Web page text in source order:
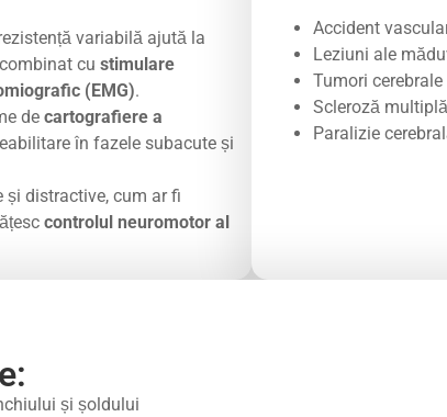
variabilă ajută la
cu stimulare
(EMG).
de cartografiere a
în fazele subacute și
distractive, cum ar fi
controlul neuromotor al
Accident
Leziuni ale
Tumori cerebrale
Scleroză multiplă
Paralizie
și șoldului